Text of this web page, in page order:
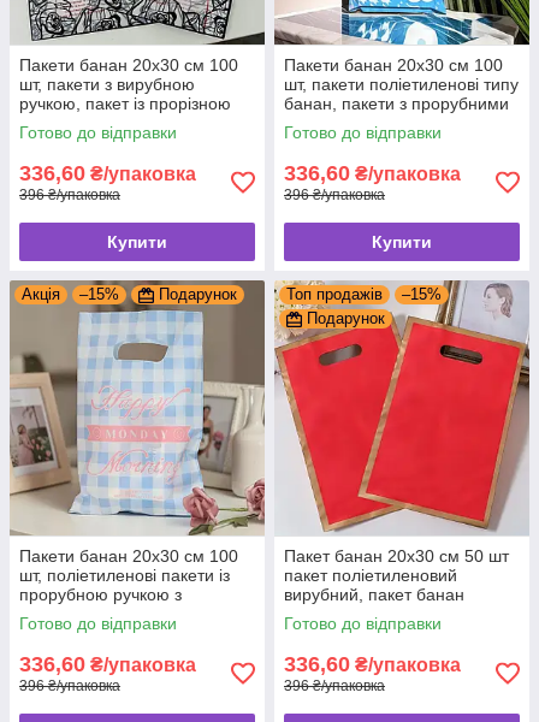
Пакети банан 20x30 см 100
шт, пакети з вирубною
ручкою, пакет із прорізною
ручкою
Готово до відправки
336,60 ₴/упаковка
396 ₴/упаковка
Купити
Пакети банан 20x30 см 100
шт, пакети поліетиленові типу
банан, пакети з прорубними
ручками
Готово до відправки
336,60 ₴/упаковка
396 ₴/упаковка
Купити
Акція –15% Подарунок
Пакети банан 20x30 см 100
шт, поліетиленові пакети із
прорубною ручкою з
логотипом
Готово до відправки
336,60 ₴/упаковка
396 ₴/упаковка
Топ продажів
–15%
Подарунок
Пакет банан 20x30 см 50 шт
пакет поліетиленовий
вирубний, пакет банан
поліетиленовий з прорізною
ручкою
Готово до відправки
336,60 ₴/упаковка
396 ₴/упаковка